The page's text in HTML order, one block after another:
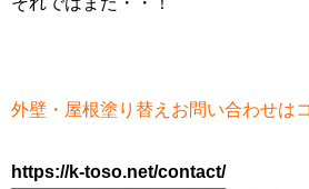
外壁・屋根塗り替えお問い合わせは
https://k-toso.net/contact/